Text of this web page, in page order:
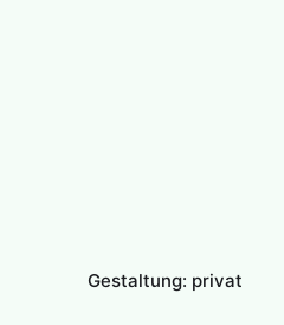
Gestaltung: privat